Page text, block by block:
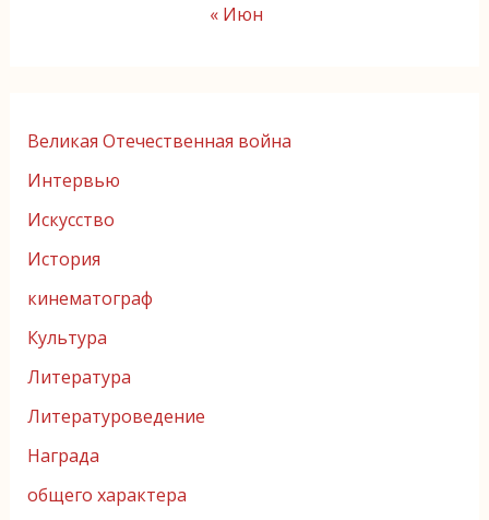
« Июн
Великая Отечественная война
Интервью
Искусство
История
кинематограф
Культура
Литература
Литературоведение
Награда
общего характера